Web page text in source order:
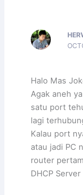
Halo Mas
Agak aneh
satu port
lagi
Kalau port
atau jadi PC
router
DHCP